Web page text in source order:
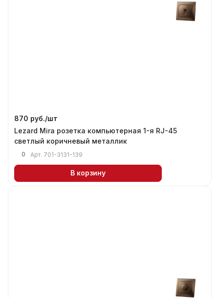
870 руб./шт
Lezard Mira розетка компьютерная 1-я RJ-45
светлый коричневый металлик
0 Арт. 701-3131-139
В корзину